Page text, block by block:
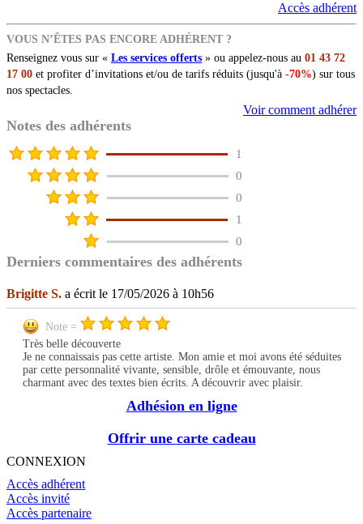
Accès adhérent
VOUS N’ÊTES PAS ENCORE ADHÉRENT ?
Renseignez vous sur « Les services offerts » ou appelez-nous au 01 43 72
17 00 et profiter d’invitations et/ou de tarifs réduits (jusqu'à -70%) sur tous
nos spectacles.
Voir comment adhérer
Notes des adhérents
1
0
0
1
0
Derniers commentaires des adhérents
Brigitte S. a écrit le 17/05/2026 à 10h56
Note =
Très belle découverte
Je ne connaissais pas cette artiste. Mon amie et moi avons été séduites
par cette personnalité vivante, sensible, drôle et émouvante, nous
charmant avec des textes bien écrits. A découvrir avec plaisir.
Adhésion en ligne
Offrir une carte cadeau
CONNEXION
Accès adhérent
Accès invité
Accès partenaire